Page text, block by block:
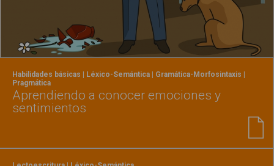
Habilidades básicas | Léxico-Semántica | Gramática-Morfosintaxis |
Pragmática
Aprendiendo a conocer emociones y
sentimientos